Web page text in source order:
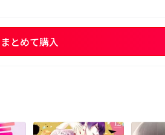
まとめて購入